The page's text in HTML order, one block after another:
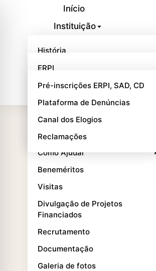
Início
Instituição
História
Quem Somos
Missão, Visão e Valores
Mensagem da Provedora
Órgãos Sociais
Património
Como Ajudar
Beneméritos
Visitas
Divulgação de Projetos
Financiados
Recrutamento
Documentação
Galeria de fotos
ERPI
SAD
CD
Projetos e Parcerias
Outros Serviços
Pré-inscrições ERPI, SAD, CD
Plataforma de Denúncias
Canal dos Elogios
ReclamaçõesAbout
You are here: